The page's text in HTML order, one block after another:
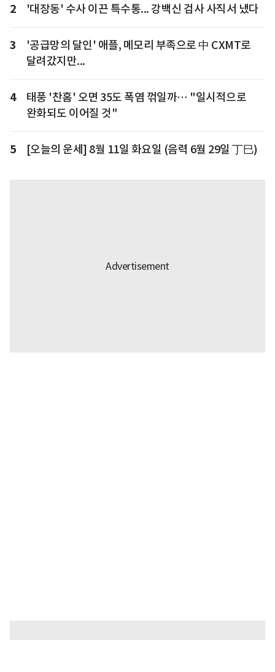
2 '대장동' 수사 이끈 특수통... 강백신 검사 사직서 냈다
3
'공급망의 달인' 애플, 메모리 부족으로 中 CXMT로
달려갔지만...
4
태풍 '찬홈' 오면 35도 폭염 꺾일까… "일시적으로
완화되도 이어질 것"
5 [오늘의 운세] 8월 11일 화요일 (음력 6월 29일 丁巳)